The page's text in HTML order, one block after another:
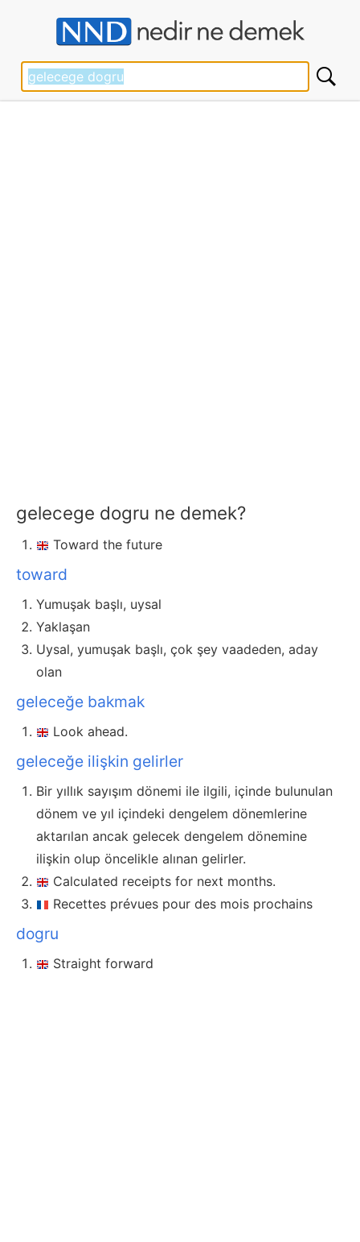
gelecege dogru ne demek?
Toward the future
toward
Yumuşak başlı, uysal
Yaklaşan
Uysal, yumuşak başlı, çok şey vaadeden, aday
olan
geleceğe bakmak
Look ahead.
geleceğe ilişkin gelirler
Bir yıllık sayışım dönemi ile ilgili, içinde bulunulan
dönem ve yıl içindeki dengelem dönemlerine
aktarılan ancak gelecek dengelem dönemine
ilişkin olup öncelikle alınan gelirler.
Calculated receipts for next months.
Recettes prévues pour des mois prochains
dogru
Straight forward